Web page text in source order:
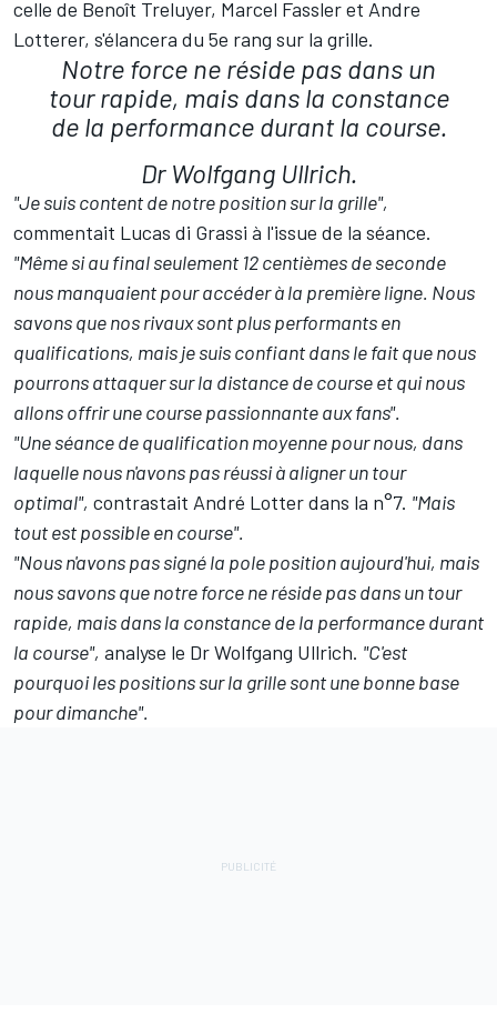
celle de Benoît Treluyer, Marcel Fassler et Andre
Lotterer, s'élancera du 5e rang sur la grille.
Notre force ne réside pas dans un
tour rapide, mais dans la constance
de la performance durant la course.
Dr Wolfgang Ullrich.
"Je suis content de notre position sur la grille",
commentait Lucas di Grassi à l'issue de la séance.
"Même si au final seulement 12 centièmes de seconde
nous manquaient pour accéder à la première ligne. Nous
savons que nos rivaux sont plus performants en
qualifications, mais je suis confiant dans le fait que nous
pourrons attaquer sur la distance de course et qui nous
allons offrir une course passionnante aux fans".
"Une séance de qualification moyenne pour nous, dans
laquelle nous n'avons pas réussi à aligner un tour
optimal", contrastait André Lotter dans la n°7. "Mais
tout est possible en course".
"Nous n'avons pas signé la pole position aujourd'hui, mais
nous savons que notre force ne réside pas dans un tour
rapide, mais dans la constance de la performance durant
la course", analyse le Dr Wolfgang Ullrich. "C'est
pourquoi les positions sur la grille sont une bonne base
pour dimanche".